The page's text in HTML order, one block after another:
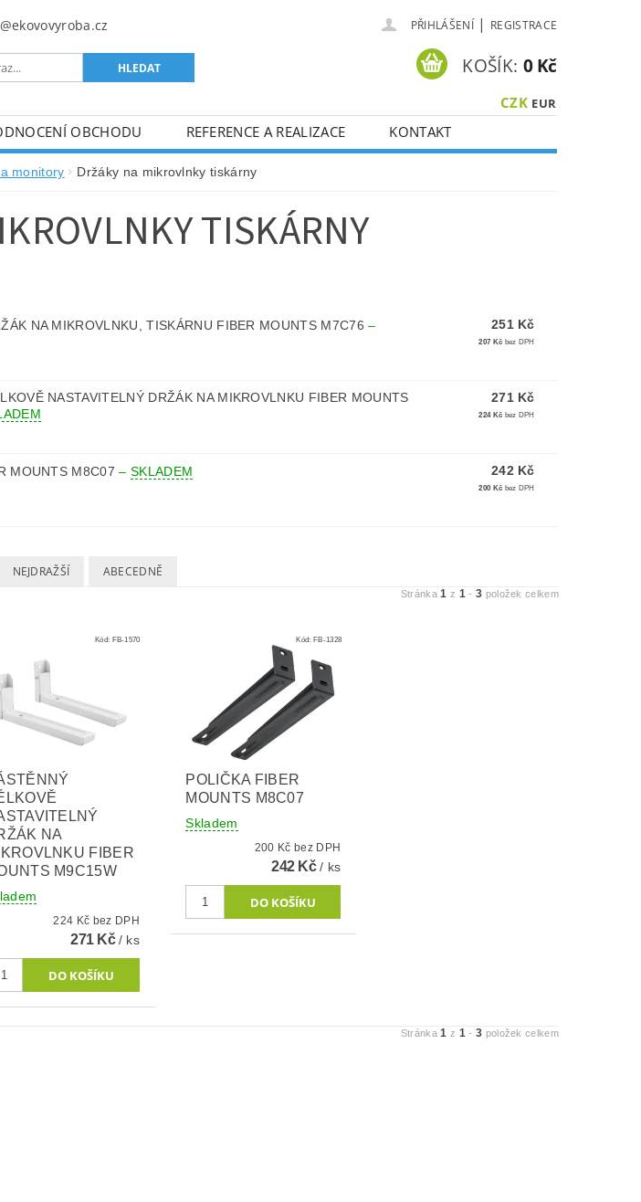
PŘIHLÁŠENÍ | REGISTRACE
CZK EUR
KOŠÍK: 0 Kč
OBCHODU REFERENCE A REALIZACE
KONTAKT
monitory Držáky na mikrovlnky tiskárny
TISKÁRNY
NA MIKROVLNKU, TISKÁRNU FIBER MOUNTS M7C76–
251 Kč
207 Kč bez DPH
NASTAVITELNÝ DRŽÁK NA MIKROVLNKU FIBER MOUNTS
271 Kč
224 Kč bez DPH
MOUNTS M8C07– SKLADEM 242 Kč
200 Kč bez DPH
NEJDRAŽŠÍ ABECEDNĚ
Stránka1 z 1 - 3 položek celkem
Kód: FB-1570
NA
FIBER
M9C15W
224 Kč bez DPH
271 Kč/ ks
Kód: FB-1328
POLIČKA FIBER
MOUNTS M8C07
Skladem
200 Kč bez DPH
242 Kč/ ks
Stránka1 z 1 - 3 položek celkem